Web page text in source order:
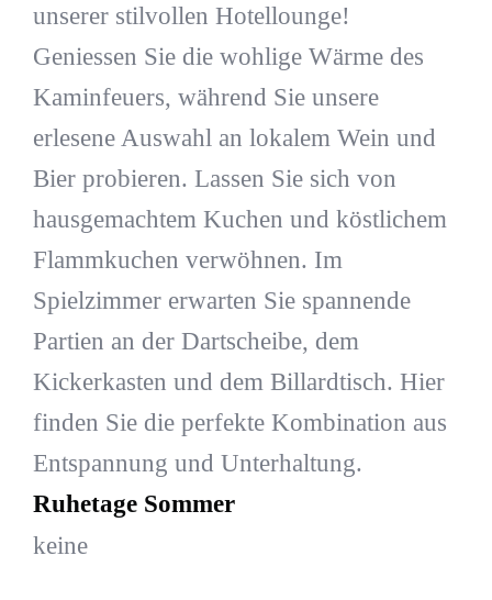
unserer stilvollen Hotellounge!
Geniessen Sie die wohlige Wärme des
Kaminfeuers, während Sie unsere
erlesene Auswahl an lokalem Wein und
Bier probieren. Lassen Sie sich von
hausgemachtem Kuchen und köstlichem
Flammkuchen verwöhnen. Im
Spielzimmer erwarten Sie spannende
Partien an der Dartscheibe, dem
Kickerkasten und dem Billardtisch. Hier
finden Sie die perfekte Kombination aus
Entspannung und Unterhaltung.
Ruhetage Sommer
keine